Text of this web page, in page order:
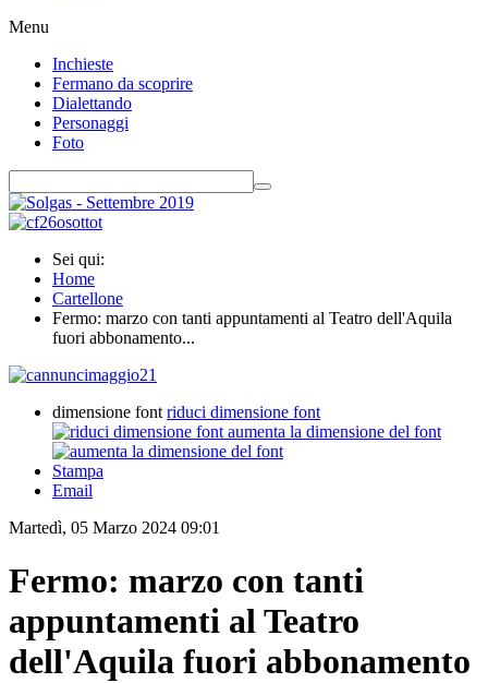
Menu
Inchieste
Fermano da scoprire
Dialettando
Personaggi
Foto
Sei qui:
Home
Cartellone
Fermo: marzo con tanti appuntamenti al Teatro dell'Aquila
fuori abbonamento...
dimensione font riduci dimensione font
aumenta la dimensione del font
Stampa
Email
Martedì, 05 Marzo 2024 09:01
Fermo: marzo con tanti
appuntamenti al Teatro
dell'Aquila fuori abbonamento